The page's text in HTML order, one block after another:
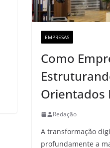
EMPRESAS
Como
Orientados
Redação
A transformação
profundamente a